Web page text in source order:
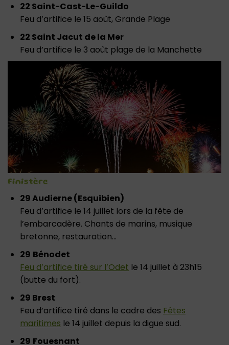
22 Saint-Cast-Le-Guildo
Feu d’artifice le 15 août, Grande Plage
22 Saint Jacut de la Mer
Feu d’artifice le 3 août plage de la Manchette
Finistère
29 Audierne (Esquibien)
Feu d’artifice le 14 juillet lors de la fête de
l’embarcadère. Chants de marins, musique
bretonne, restauration…
29 Bénodet
Feu d’artifice tiré sur l’Odet le 14 juillet à 23h15
(butte du fort).
29 Brest
Feu d’artifice tiré dans le cadre des Fêtes
maritimes le 14 juillet depuis la digue sud.
29 Fouesnant